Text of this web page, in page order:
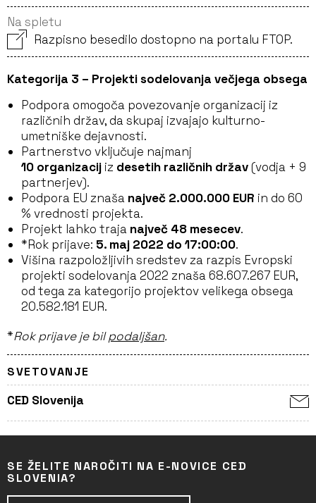
Na spletu
Razpisno besedilo dostopno na portalu FTOP.
Kategorija 3 – Projekti sodelovanja večjega obsega
Podpora omogoča povezovanje organizacij iz
različnih držav, da skupaj izvajajo kulturno-
umetniške dejavnosti.
Partnerstvo vključuje najmanj
10 organizacij iz desetih različnih držav(vodja + 9
partnerjev).
Podpora EU znaša največ 2.000.000 EUR in do 60
% vrednosti projekta.
Projekt lahko traja največ 48 mesecev.
*Rok prijave: 5. maj 2022 do 17:00:00.
Višina razpoložljivih sredstev za razpis Evropski
projekti sodelovanja 2022 znaša 68.607.267 EUR,
od tega za kategorijo projektov velikega obsega
20.582.181 EUR.
*Rok prijave je bilpodaljšan.
SVETOVANJE
CED Slovenija
SE ŽELITE NAROČITI NA E-NOVICE CED
SLOVENIA?